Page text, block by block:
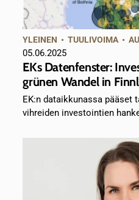
YLEINEN •TUULIVOIMA •
05.06.2025
EKs Datenfenster:
grünen Wandel in
EK:n dataikkunassa pääset
vihreiden investointien